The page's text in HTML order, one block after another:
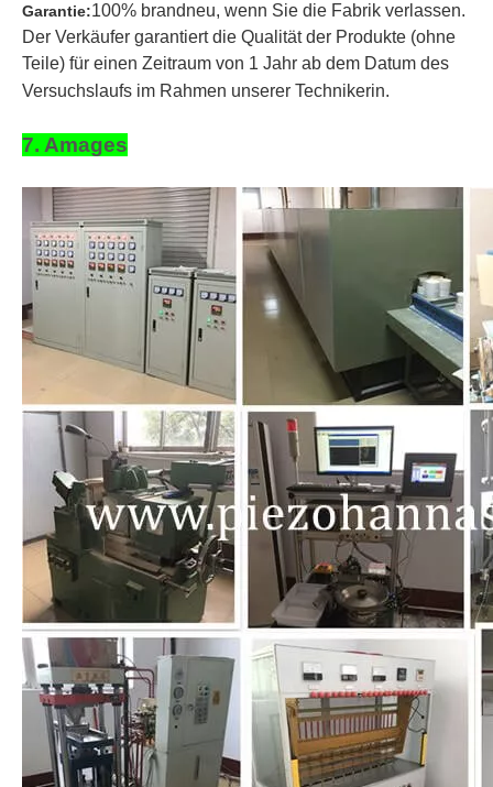
Garantie:100% brandneu, wenn Sie die Fabrik verlassen.
Der Verkäufer garantiert die Qualität der Produkte (ohne
Teile) für einen Zeitraum von 1 Jahr ab dem Datum des
Versuchslaufs im Rahmen unserer Technikerin.
7. Amages